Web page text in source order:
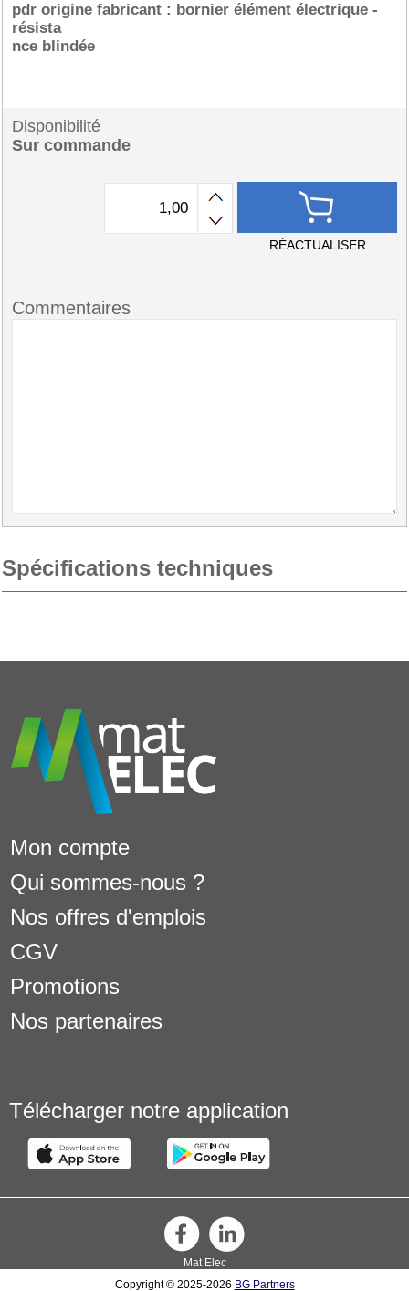
pdr origine fabricant : bornier élément électrique -
résista
nce blindée
Disponibilité
Sur commande
RÉACTUALISER
Commentaires
Spécifications techniques
Mon compte
Qui sommes-nous ?
Nos offres d'emplois
CGV
Promotions
Nos partenaires
Télécharger notre application
Mat Elec
Copyright © 2025-2026 BG Partners